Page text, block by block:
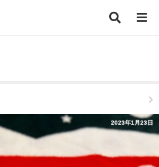
2023年1月23日